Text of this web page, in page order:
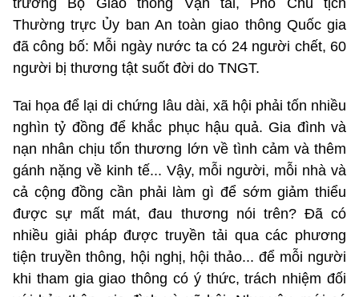
trưởng Bộ Giao thông Vận tải, Phó Chủ tịch
Thường trực Ủy ban An toàn giao thông Quốc gia
đã công bố: Mỗi ngày nước ta có 24 người chết, 60
người bị thương tật suốt đời do TNGT.
Tai họa để lại di chứng lâu dài, xã hội phải tốn nhiều
nghìn tỷ đồng để khắc phục hậu quả. Gia đình và
nạn nhân chịu tổn thương lớn về tình cảm và thêm
gánh nặng về kinh tế... Vậy, mỗi người, mỗi nhà và
cả cộng đồng cần phải làm gì để sớm giảm thiểu
được sự mất mát, đau thương nói trên? Đã có
nhiều giải pháp được truyền tải qua các phương
tiện truyền thông, hội nghị, hội thảo... để mỗi người
khi tham gia giao thông có ý thức, trách nhiệm đối